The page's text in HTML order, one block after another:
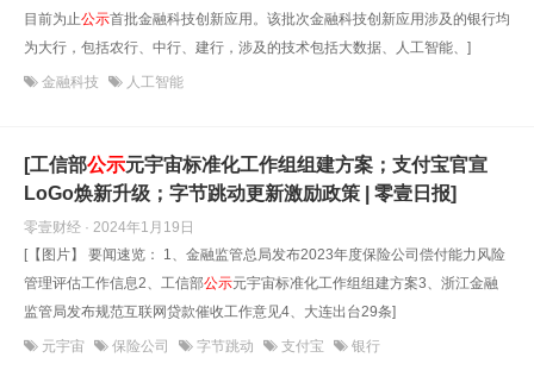
目前为止公示首批金融科技创新应用。该批次金融科技创新应用涉及的银行均
为大行，包括农行、中行、建行，涉及的技术包括大数据、人工智能、]
金融科技 人工智能
[工信部公示元宇宙标准化工作组组建方案；支付宝官宣
LoGo焕新升级；字节跳动更新激励政策 | 零壹日报]
零壹财经 · 2024年1月19日
[【图片】 要闻速览： 1、金融监管总局发布2023年度保险公司偿付能力风险
管理评估工作信息2、工信部公示元宇宙标准化工作组组建方案3、浙江金融
监管局发布规范互联网贷款催收工作意见4、大连出台29条]
元宇宙 保险公司 字节跳动 支付宝 银行